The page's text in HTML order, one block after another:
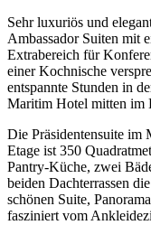
Sehr luxuriös und
Ambassador Suiten mit
Extrabereich für
einer Kochnische
entspannte Stunden in
Maritim Hotel mitten im
Die Präsidentensuite im
Etage ist 350
Pantry-Küche, zwei
beiden Dachterrassen
schönen Suite,
fasziniert vom